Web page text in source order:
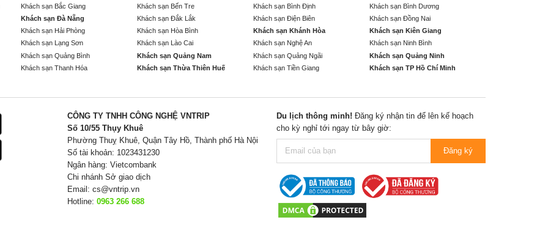
Khách sạn Bắc Giang Khách sạn Bến Tre Khách sạn Bình Định
Khách sạn Bình Dương
Khách sạn Đà Nẵng Khách sạn Đắk Lắk Khách sạn Điện Biên
Khách sạn Đồng Nai
Khách sạn Hải Phòng Khách sạn Hòa Bình Khách sạn Khánh Hòa
Khách sạn Kiên Giang
Khách sạn Lạng Sơn Khách sạn Lào Cai Khách sạn Nghệ An
Khách sạn Ninh Bình
Khách sạn Quảng Bình Khách sạn Quảng Nam Khách sạn Quảng Ngãi
Khách sạn Quảng Ninh
Khách sạn Thanh Hóa Khách sạn Thừa Thiên Huế Khách sạn Tiền Giang
Khách sạn TP Hồ Chí Minh
CÔNG TY TNHH CÔNG NGHỆ VNTRIP
Số 10/55 Thụy Khuê
Phường Thuỵ Khuê, Quận Tây Hồ, Thành phố Hà Nội
Số tài khoản: 1023431230
Ngân hàng: Vietcombank
Chi nhánh Sở giao dịch
Email: cs@vntrip.vn
Hotline: 0963 266 688
Du lịch thông minh! Đăng ký nhận tin để lên kế hoạch
cho kỳ nghỉ tới ngay từ bây giờ:
Đăng ký